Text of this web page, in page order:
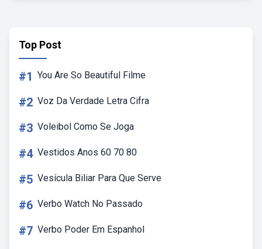
Top Post
#1 You Are So Beautiful Filme
#2 Voz Da Verdade Letra Cifra
#3 Voleibol Como Se Joga
#4 Vestidos Anos 60 70 80
#5 Vesícula Biliar Para Que Serve
#6 Verbo Watch No Passado
#7 Verbo Poder Em Espanhol